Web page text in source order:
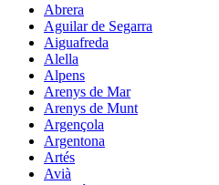
Abrera
Aguilar de Segarra
Aiguafreda
Alella
Alpens
Arenys de Mar
Arenys de Munt
Argençola
Argentona
Artés
Avià